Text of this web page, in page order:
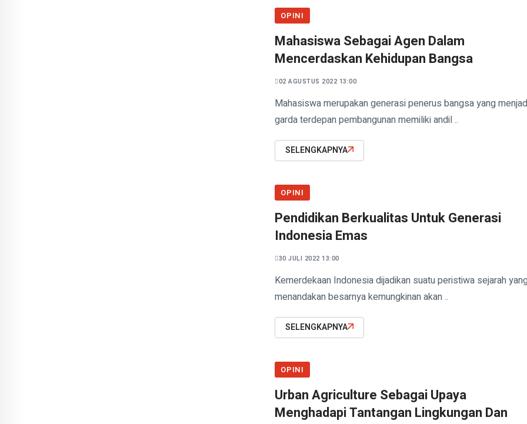
January Effect, Waktu Tepat Beli Reksadana?
Mahasiswa Unpad dan Komunitas Kolaborasi Hijau Lakukan Penghijauan di Gunung
OPINI
Mahasiswa Sebagai Agen Dalam
Mencerdaskan Kehidupan Bangsa
02 AGUSTUS 2022 13:00
Mahasiswa merupakan generasi penerus bangsa yang
garda terdepan pembangunan memiliki andil ..
SELENGKAPNYA
OPINI
Pendidikan Berkualitas Untuk Generasi
Indonesia Emas
30 JULI 2022 13:00
Kemerdekaan Indonesia dijadikan suatu peristiwa sejarah
menandakan besarnya kemungkinan akan ..
SELENGKAPNYA
OPINI
Urban Agriculture Sebagai Upaya
Menghadapi Tantangan Lingkungan Dan